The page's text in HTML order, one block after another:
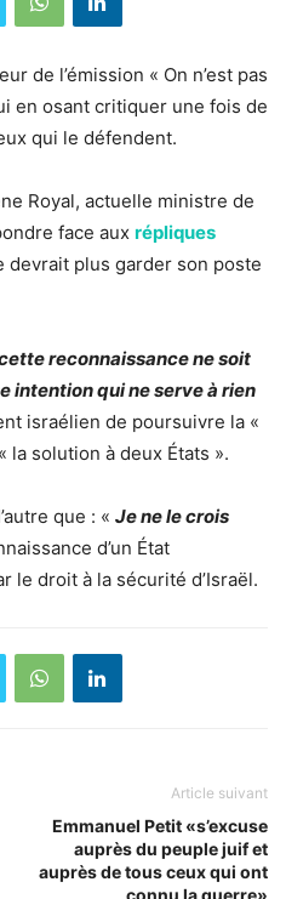
de l’émission « On n’est pas
en osant critiquer une fois de
qui le défendent.
Royal, actuelle ministre de
face aux répliques
devrait plus garder son poste
reconnaissance ne soit
intention qui ne serve à rien
israélien de poursuivre la «
la solution à deux États ».
que : « Je ne le crois
d’un État
le droit à la sécurité d’Israël.
Article suivant
Emmanuel Petit «s’excuse
auprès du peuple juif et
auprès de tous ceux qui ont
connu la guerre»